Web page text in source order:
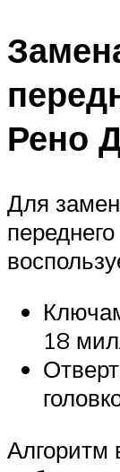
Рено
Для
18
Алгоритм